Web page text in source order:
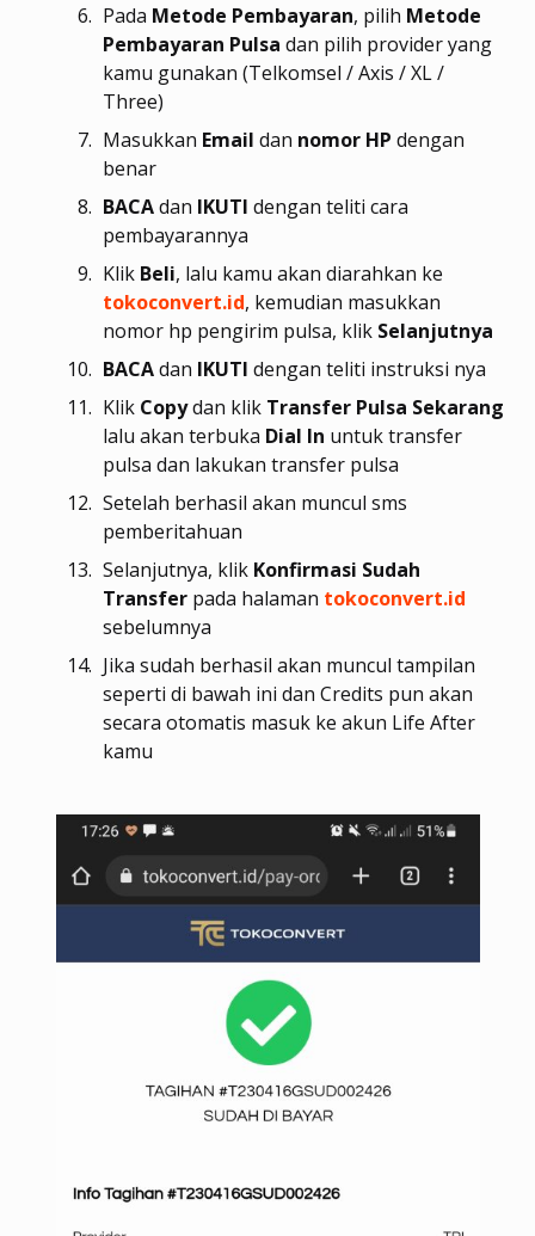
Pada Metode Pembayaran, pilih Metode
Pembayaran Pulsa dan pilih provider yang
kamu gunakan (Telkomsel / Axis / XL /
Three)
Masukkan Email dan nomor HP dengan
benar
BACAdan IKUTI dengan teliti cara
pembayarannya
Klik Beli, lalu kamu akan diarahkan ke
tokoconvert.id, kemudian masukkan
nomor hp pengirim pulsa, klik Selanjutnya
BACAdan IKUTI dengan teliti instruksi nya
Klik Copydan klik Transfer Pulsa Sekarang
lalu akan terbuka Dial In untuk transfer
pulsa dan lakukan transfer pulsa
Setelah berhasil akan muncul sms
pemberitahuan
Selanjutnya, klik Konfirmasi Sudah
Transfer pada halaman tokoconvert.id
sebelumnya
Jika sudah berhasil akan muncul tampilan
seperti di bawah ini dan Credits pun akan
secara otomatis masuk ke akun Life After
kamu